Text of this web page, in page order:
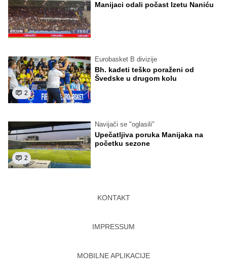
Manijaci odali počast Izetu Naniću
2
Eurobasket B divizije
Bh. kadeti teško poraženi od
Švedske u drugom kolu
2
Navijači se "oglasili"
Upečatljiva poruka Manijaka na
početku sezone
KONTAKT
IMPRESSUM
MOBILNE APLIKACIJE